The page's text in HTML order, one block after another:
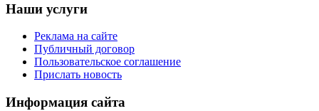
Наши услуги
Реклама на сайте
Публичный договор
Пользовательское соглашение
Прислать новость
Информация сайта